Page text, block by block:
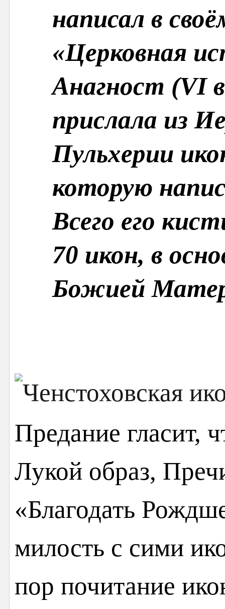
написал в
«Церковная
Анагност (VI
прислала из
Пульхерии
которую
Всего его
70 икон, в
Божией
Предание гласит,
Лукой образ,
«Благодать
милость с сими
пор почитание